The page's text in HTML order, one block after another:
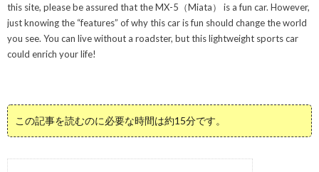
this site, please be assured that the MX-5（Miata） is a fun car. However,
just knowing the “features” of why this car is fun should change the world
you see. You can live without a roadster, but this lightweight sports car
could enrich your life!
この記事を読むのに必要な時間は約15分です。